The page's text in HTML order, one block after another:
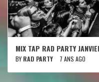
MIX TAP RAD PARTY
BY RAD PARTY 7 ANS AGO